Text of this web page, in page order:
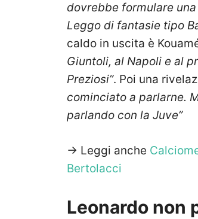
dovrebbe formulare
Leggo di fantasie tipo
caldo in uscita è
Giuntoli, al Napoli e al
Preziosi”. Poi una
cominciato a parlarne.
parlando con la Juve”
-> Leggi anche
Bertolacci
Leonardo non